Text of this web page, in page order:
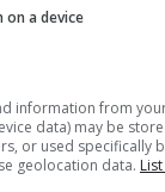
a device
information from
data) may be
or used specifically
geolocation data.